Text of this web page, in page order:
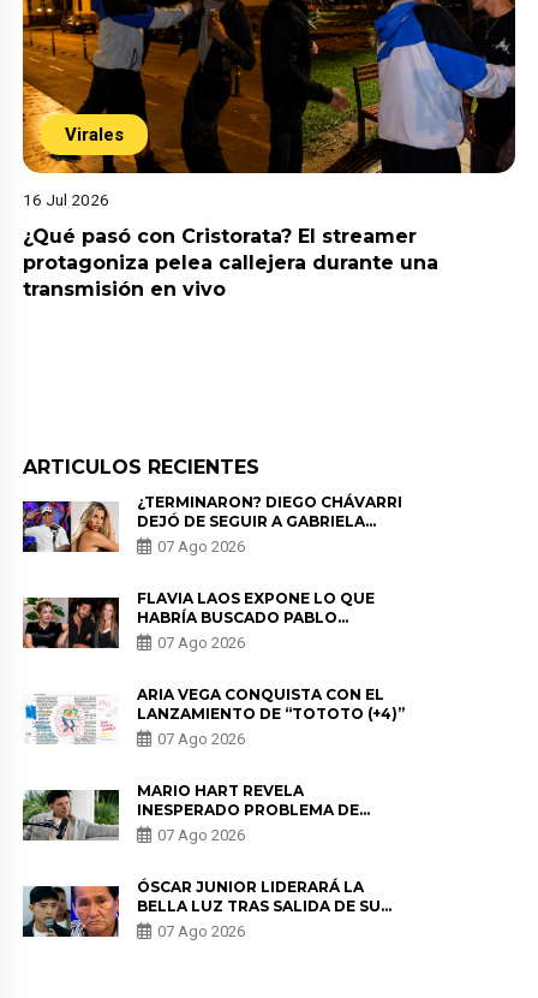
Virales
16 Jul 2026
¿Qué pasó con Cristorata? El streamer
protagoniza pelea callejera durante una
transmisión en vivo
ARTICULOS RECIENTES
¿TERMINARON? DIEGO CHÁVARRI
DEJÓ DE SEGUIR A GABRIELA
HERRERA Y ANUNCIA SU SALIDA
DE PÓDCAST
07 Ago 2026
FLAVIA LAOS EXPONE LO QUE
HABRÍA BUSCADO PABLO
HEREDIA CON ALE FULLER: “UNA
DE LAS PARTES QUERÍA EL
07 Ago 2026
ARIA VEGA CONQUISTA CON EL
LANZAMIENTO DE “TOTOTO (+4)”
07 Ago 2026
MARIO HART REVELA
INESPERADO PROBLEMA DE
SALUD ANTES DE SEPARARSE DE
KORINA: “ME ENCONTRARON UN
07 Ago 2026
ÓSCAR JUNIOR LIDERARÁ LA
BELLA LUZ TRAS SALIDA DE SU
PADRE POR POLÉMICA CON
NALDY SALDAÑA
07 Ago 2026